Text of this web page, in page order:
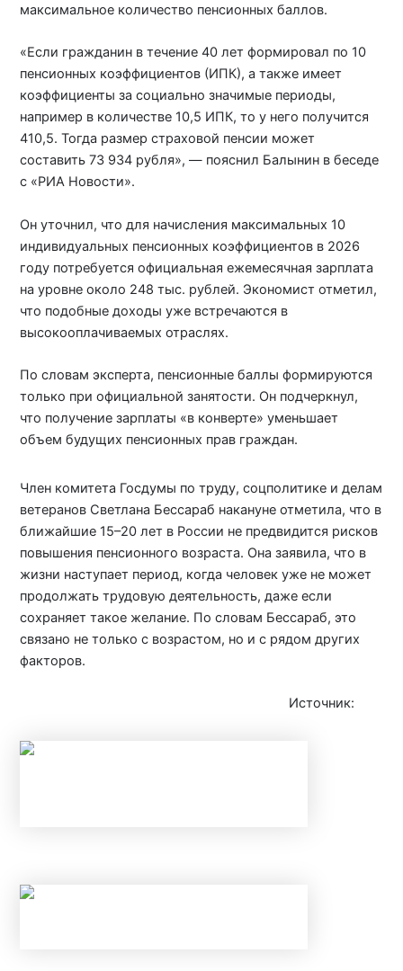
максимальное количество пенсионных баллов.
«Если гражданин в течение 40 лет формировал по 10
пенсионных коэффициентов (ИПК), а также имеет
коэффициенты за социально значимые периоды,
например в количестве 10,5 ИПК, то у него получится
410,5. Тогда размер страховой пенсии может
составить 73 934 рубля», — пояснил Балынин в беседе
с «РИА Новости».
Он уточнил, что для начисления максимальных 10
индивидуальных пенсионных коэффициентов в 2026
году потребуется официальная ежемесячная зарплата
на уровне около 248 тыс. рублей. Экономист отметил,
что подобные доходы уже встречаются в
высокооплачиваемых отраслях.
По словам эксперта, пенсионные баллы формируются
только при официальной занятости. Он подчеркнул,
что получение зарплаты «в конверте» уменьшает
объем будущих пенсионных прав граждан.
Член комитета Госдумы по труду, соцполитике и делам
ветеранов Светлана Бессараб накануне отметила, что в
ближайшие 15–20 лет в России не предвидится рисков
повышения пенсионного возраста. Она заявила, что в
жизни наступает период, когда человек уже не может
продолжать трудовую деятельность, даже если
сохраняет такое желание. По словам Бессараб, это
связано не только с возрастом, но и с рядом других
факторов.
Источник: